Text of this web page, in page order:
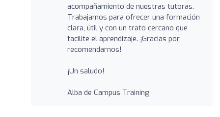
acompañamiento de nuestras tutoras.
Trabajamos para ofrecer una formación
clara, útil y con un trato cercano que
facilite el aprendizaje. ¡Gracias por
recomendarnos!
¡Un saludo!
Alba de Campus Training